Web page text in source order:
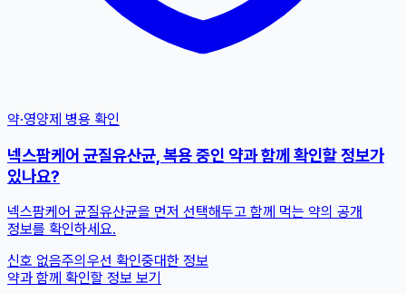
약·영양제 병용 확인
넥스팜케어 균질유산균, 복용 중인 약과 함께 확인할 정보가
있나요?
넥스팜케어 균질유산균을 먼저 선택해두고 함께 먹는 약의 공개
정보를 확인하세요.
신호 없음주의 우선 확인중대한 정보
약과 함께 확인할 정보 보기